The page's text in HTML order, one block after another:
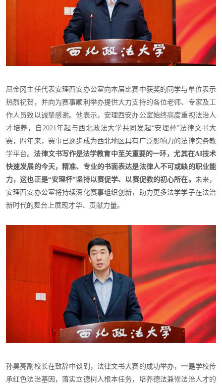
屈金冈主任代表安理西安办公室向本届比赛中获奖的同学与单位表示
热烈祝贺，并向为赛事顺利举办提供大力支持的各位老师、专家及工
作人员致以诚挚感谢。他表示，安理西安办公室始终高度重视法治人
才培养，自2021年起与西北政法大学共同发起“安理杯”法律文书大
赛，四年来，赛事已逐步成为西北地区具有广泛影响力的法律实务教
学平台。法律文书写作是法学教育中至关重要的一环，尤其在AI技术
快速发展的今天，精准、专业的书面表达是法律人不可或缺的职业能
力，这也正是“安理杯”坚持以赛促学、以赛促教的初心所在。 未来，
安理西安办公室将持续深化赛事组织创新，助力更多法学学子在法治
新时代的舞台上展现才华、贡献力量。
孙昊亮副校长在致辞中谈到，法律文书大赛的成功举办，一是学校传
承红色法治基因，落实立德树人根本任务，培养德法兼修法治人才的